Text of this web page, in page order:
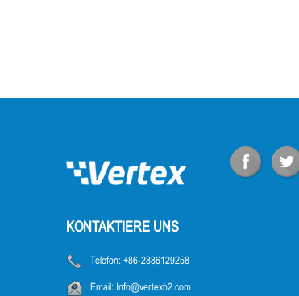
KONTAKTIERE UNS
Telefon: +86-2886129258
Email: Info@vertexh2.com